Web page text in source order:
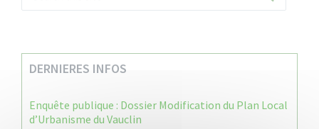
DERNIERES INFOS
Enquête publique : Dossier Modification du Plan Local
d’Urbanisme du Vauclin